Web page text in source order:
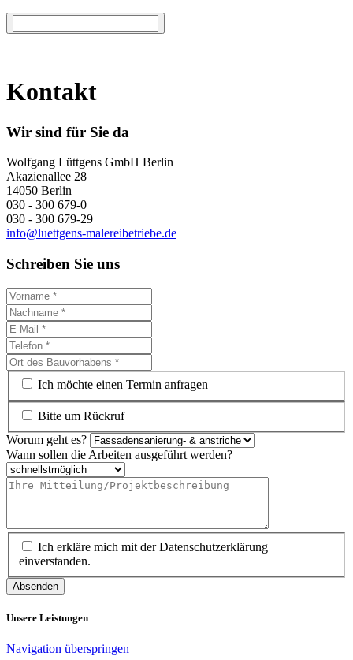
Kontakt
Wir sind für Sie da
Wolfgang Lüttgens GmbH Berlin
Akazienallee 28
14050 Berlin
030 - 300 679-0
030 - 300 679-29
info@luettgens-malereibetriebe.de
Schreiben Sie uns
Ich möchte einen Termin anfragen
Bitte um Rückruf
Worum geht es?
Wann sollen die Arbeiten ausgeführt werden?
Ich erkläre mich mit der Datenschutzerklärung
einverstanden.
Absenden
Unsere Leistungen
Navigation überspringen